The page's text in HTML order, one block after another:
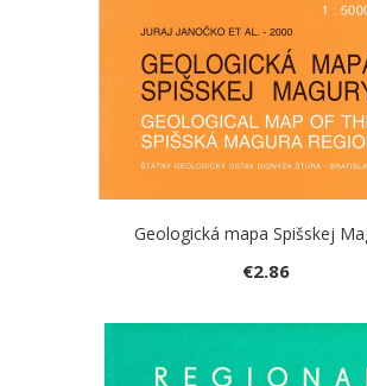
Geologická mapa Spišskej
€2.86